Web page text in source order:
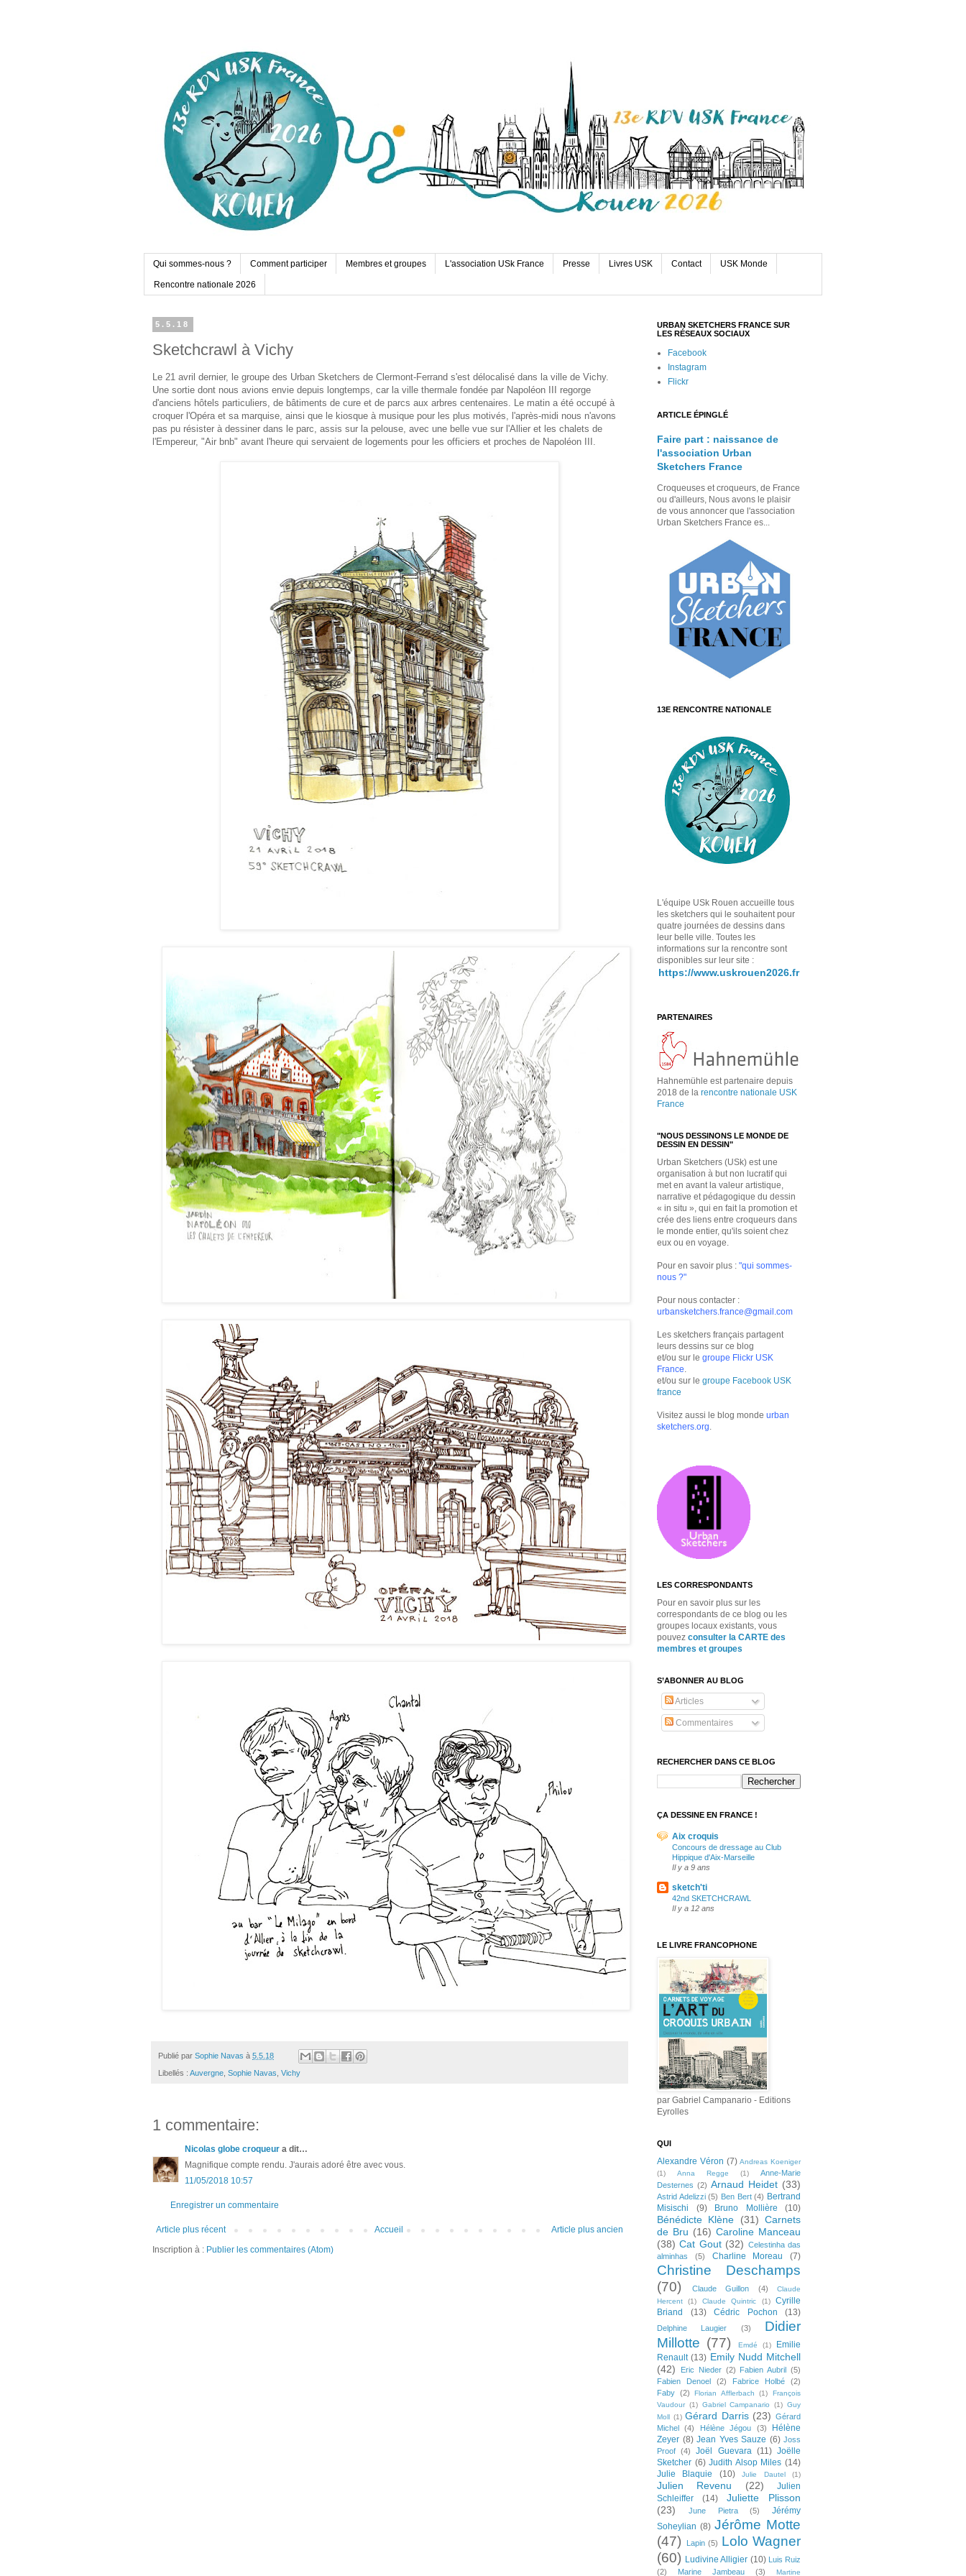
Qui sommes-nous ? Comment participer Membres et groupes L'association USk France Presse Livres USK Contact USK Monde
Rencontre nationale 2026
5.5.18
Sketchcrawl à Vichy
Le 21 avril dernier, le groupe des Urban Sketchers de Clermont-Ferrand s'est délocalisé dans la ville de Vichy.
Une sortie dont nous avions envie depuis longtemps, car la ville thermale fondée par Napoléon III regorge
d'anciens hôtels particuliers, de bâtiments de cure et de parcs aux arbres centenaires. Le matin a été occupé à
croquer l'Opéra et sa marquise, ainsi que le kiosque à musique pour les plus motivés, l'après-midi nous n'avons
pas pu résister à dessiner dans le parc, assis sur la pelouse, avec une belle vue sur l'Allier et les chalets de
l'Empereur, "Air bnb" avant l'heure qui servaient de logements pour les officiers et proches de Napoléon III.
Publié par Sophie Navas à 5.5.18
Libellés : Auvergne Sophie Navas Vichy
1 commentaire:
Nicolas globe croqueur a dit…
Magnifique compte rendu. J'aurais adoré être avec vous.
11/05/2018 10:57
Enregistrer un commentaire
Article plus récent Article plus ancien
Accueil
Inscription à : Publier les commentaires (Atom)
URBAN SKETCHERS FRANCE SUR
LES RÉSEAUX SOCIAUX
Facebook
Instagram
Flickr
ARTICLE ÉPINGLÉ
Faire part : naissance de
l'association Urban
Sketchers France
Croqueuses et croqueurs, de France
ou d'ailleurs, Nous avons le plaisir
de vous annoncer que l'association
Urban Sketchers France es...
13E RENCONTRE NATIONALE
L'équipe USk Rouen accueille tous
les sketchers qui le souhaitent pour
quatre journées de dessins dans
leur belle ville. Toutes les
informations sur la rencontre sont
disponibles sur leur site :
https://www.uskrouen2026.fr
PARTENAIRES
Hahnemühle est partenaire depuis
2018 de la rencontre nationale USK
France
"NOUS DESSINONS LE MONDE DE
DESSIN EN DESSIN"
Urban Sketchers (USk) est une
organisation à but non lucratif qui
met en avant la valeur artistique,
narrative et pédagogique du dessin
« in situ », qui en fait la promotion et
crée des liens entre croqueurs dans
le monde entier, qu'ils soient chez
eux ou en voyage.
Pour en savoir plus : "qui sommes-
nous ?"
Pour nous contacter :
urbansketchers.france@gmail.com
Les sketchers français partagent
leurs dessins sur ce blog
et/ou sur le groupe Flickr USK
France
et/ou sur le groupe Facebook USK
france
Visitez aussi le blog monde urban
sketchers.org
LES CORRESPONDANTS
Pour en savoir plus sur les
correspondants de ce blog ou les
groupes locaux existants, vous
pouvez consulter la CARTE des
membres et groupes
S’ABONNER AU BLOG
Articles
Commentaires
RECHERCHER DANS CE BLOG
ÇA DESSINE EN FRANCE !
Aix croquis
Concours de dressage au Club
Hippique d'Aix-Marseille
Il y a 9 ans
sketch'ti
42nd SKETCHCRAWL
Il y a 12 ans
LE LIVRE FRANCOPHONE
par Gabriel Campanario - Editions
Eyrolles
QUI
Alexandre Véron (7) Andreas Koeniger
(1)
Anna Regge (1)
Anne-Marie
Desternes (2) Arnaud Heidet (33)
Astrid Adelizzi (5) Ben Bert (4) Bertrand
Misischi
(9) Bruno Mollière (10)
Bénédicte Klène (31) Carnets
de Bru (16) Caroline Manceau
(38) Cat Gout (32) Celestinha das
alminhas
(5) Charline Moreau (7)
Christine Deschamps
(70)
Claude Guillon (4)
Claude
Hercent
(1) Claude Quintric (1)
Cyrille
Briand
(13) Cédric Pochon (13)
Delphine Laugier (3)
Didier
Millotte (77) Emdé (1)
Emilie
Renault (13) Emily Nudd Mitchell
(42)
Eric Nieder (2) Fabien Aubril (5)
Fabien Denoel
(2) Fabrice Holbé
(2)
Faby (2) Florian Afflerbach (1)
François
Vaudour (1) Gabriel Campanario (1) Guy
Moll (1) Gérard Darris (23) Gérard
Michel
(4) Hélène Jégou (3)
Hélène
Zeyer (8) Jean Yves Sauze (6) Joss
Proof
(4) Joël Guevara (11) Joëlle
Sketcher (6) Judith Alsop Miles (14)
Julie Blaquie
(10) Julie Dautel (1)
Julien Revenu (22)
Julien
Schleiffer
(14)
Juliette Plisson
(23)
June Pietra (5)
Jérémy
Soheylian (8) Jérôme Motte
(47)
Lapin (5) Lolo Wagner
(60) Ludivine Alligier (10) Luis Ruiz
(2)
Marine Jambeau (3) Martine